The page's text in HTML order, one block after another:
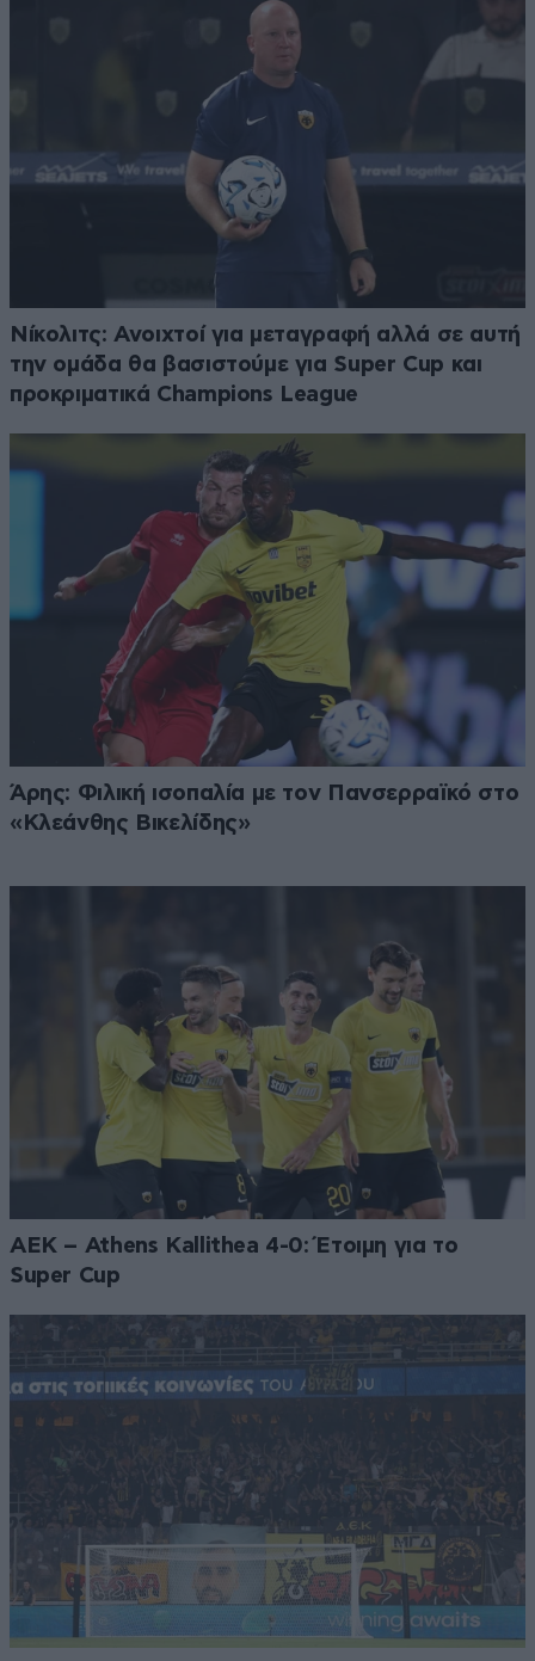
Νίκολιτς: Ανοιχτοί για μεταγραφή αλλά σε αυτή
την ομάδα θα βασιστούμε για Super Cup και
προκριματικά Champions League
Άρης: Φιλική ισοπαλία με τον Πανσερραϊκό στο
«Κλεάνθης Βικελίδης»
ΑΕΚ – Athens Kallithea 4-0: Έτοιμη για το
Super Cup